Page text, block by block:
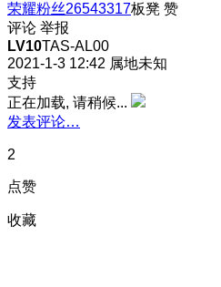
荣耀粉丝26543317板凳 赞
评论 举报
LV10TAS-AL00
2021-1-3 12:42 属地未知
支持
正在加载, 请稍候...
发表评论…
2
点赞
收藏